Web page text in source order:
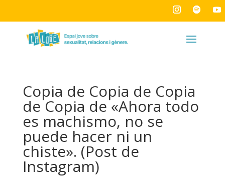
Copia de Copia de Copia
de Copia de «Ahora todo
es machismo, no se
puede hacer ni un
chiste». (Post de
Instagram)